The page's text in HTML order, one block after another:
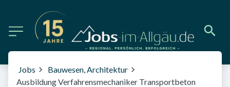
Jobs
Bauwesen, Architektur
Ausbildung Verfahrensmechaniker Transportbeton